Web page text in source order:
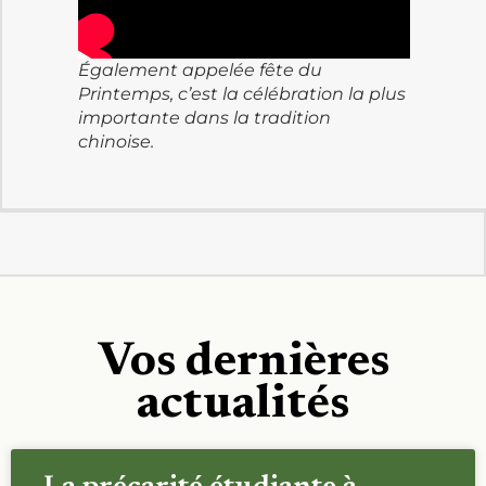
Également appelée fête du
Printemps, c’est la célébration la plus
importante dans la tradition
chinoise.
Vos dernières
actualités